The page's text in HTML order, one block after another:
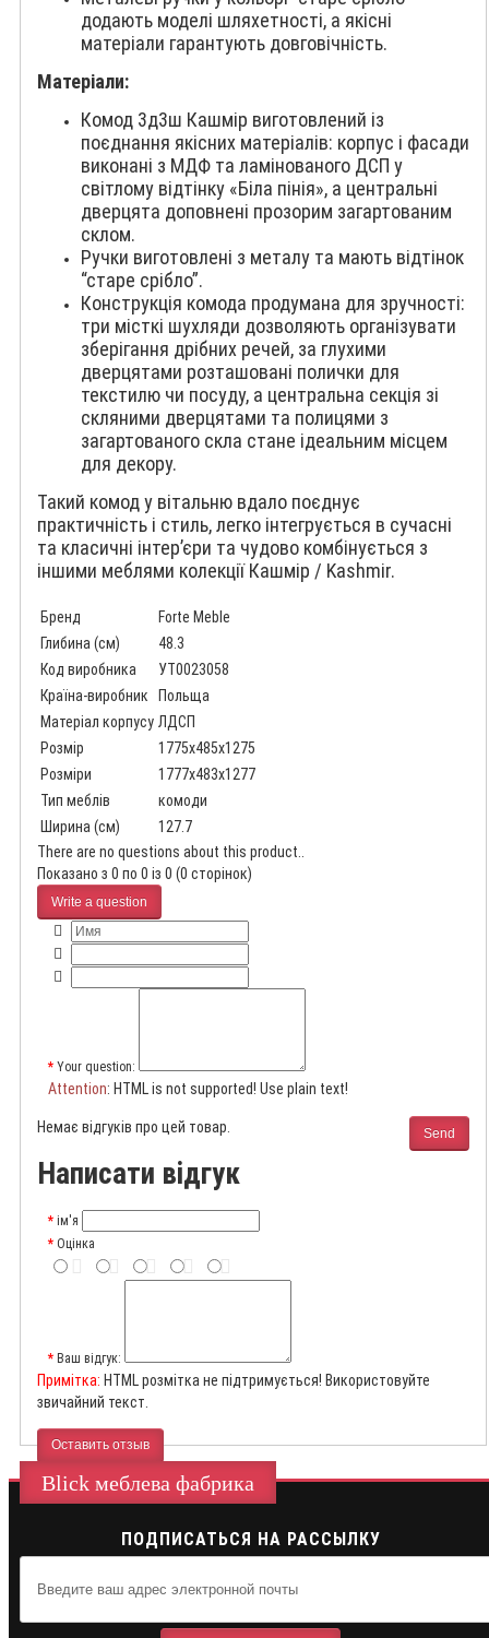
додають моделі шляхетності, а якісні
матеріали гарантують довговічність.
Матеріали:
Комод 3д3ш Кашмір виготовлений із
поєднання якісних матеріалів: корпус і фасади
виконані з МДФ та ламінованого ДСП у
світлому відтінку «Біла пінія», а центральні
дверцята доповнені прозорим загартованим
склом.
Ручки виготовлені з металу та мають відтінок
“старе срібло”.
Конструкція комода продумана для зручності:
три місткі шухляди дозволяють організувати
зберігання дрібних речей, за глухими
дверцятами розташовані полички для
текстилю чи посуду, а центральна секція зі
скляними дверцятами та полицями з
загартованого скла стане ідеальним місцем
для декору.
Такий комод у вітальню вдало поєднує
практичність і стиль, легко інтегрується в сучасні
та класичні інтер’єри та чудово комбінується з
іншими меблями колекції Кашмір / Kashmir.
Бренд
Forte Meble
Глибина (см)
48.3
Код виробника
УТ0023058
Країна-виробник
Польща
Матеріал корпусу ЛДСП
Розмір
1775x485x1275
Розміри
1777x483x1277
Тип меблів
комоди
Ширина (см)
127.7
There are no questions about this product..
Показано з 0 по 0 із 0 (0 сторінок)
Write a question
Your question:
Attention: HTML is not supported! Use plain text!
Send
Немає відгуків про цей товар.
Написати відгук
ім'я
Оцінка
Ваш відгук:
Примітка: HTML розмітка не підтримується! Використовуйте
звичайний текст.
Оставить отзыв
Blick меблева фабрика
ПОДПИСАТЬСЯ НА РАССЫЛКУ